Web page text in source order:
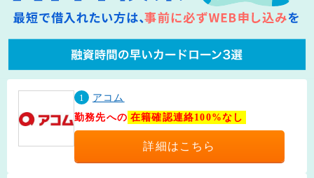
1
アコム
勤務先への 在籍確認連絡100%なし
詳細はこちら